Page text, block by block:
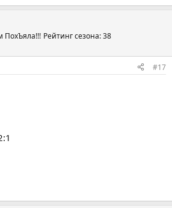
ПохЪяла!!! Рейтинг сезона: 38
#17